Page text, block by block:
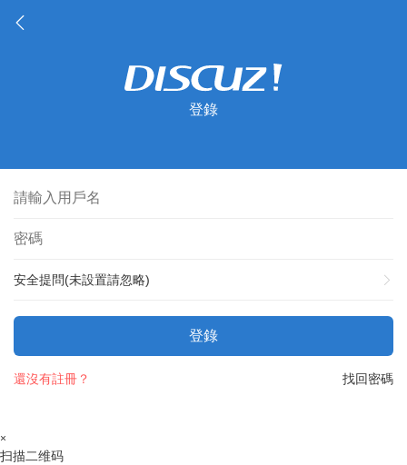
登錄
安全提問(未設置請忽略)
登錄
找回密碼
還沒有註冊？
×
扫描二维码